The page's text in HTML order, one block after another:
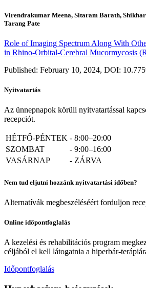
Virendrakumar Meena, Sitaram Barath,
Tarang Pate
Role of Imaging Spectrum Along With
in Rhino-Orbital-Cerebral Mucormycosis
Published: February 10, 2024, DOI:
Nyitvatartás
Az ünnepnapok körüli nyitvatartással
recepciót.
HÉTFŐ-PÉNTEK - 8:00–20:00
SZOMBAT
- 9:00–16:00
VASÁRNAP
- ZÁRVA
Nem tud eljutni hozzánk nyitvatartási időben?
Alternatívák megbeszéléséért forduljon
Online időpontfoglalás
A kezelési és rehabilitációs program
céljából el kell látogatnia a hiperbár-
Időpontfoglalás